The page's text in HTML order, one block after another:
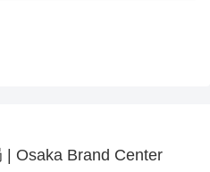
| Osaka Brand Center